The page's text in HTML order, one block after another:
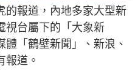
的報道，內地多家大型新
視台屬下的「大象新
體「鶴壁新聞」、新浪、
報道。